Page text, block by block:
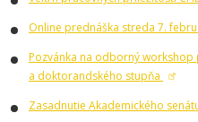
Online prednáška streda 7.
Pozvánka na odborný
a doktorandského stupňa
Zasadnutie Akademického